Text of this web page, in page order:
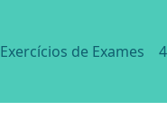
Exercícios de Exames